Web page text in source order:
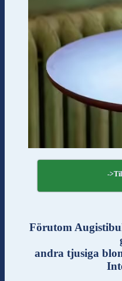
-
Förutom
andra tjusiga